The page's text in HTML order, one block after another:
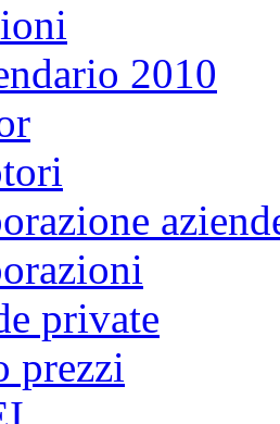
2010
private
prezzi